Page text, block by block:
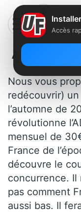
AOL France:
Nous vous
redécouvrir)
l’automne de
révolutionne
mensuel de
France de
découvre le
concurrence. Il
pas comment
aussi bas. Il
Accès